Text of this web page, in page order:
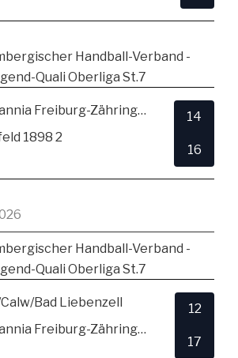
Handball-Verband -
Quali Oberliga St.7
TSV Alemannia Freiburg-Zähringen
1898 2
14
16
Handball-Verband -
Quali Oberliga St.7
Bad Liebenzell
TSV Alemannia Freiburg-Zähringen
12
17